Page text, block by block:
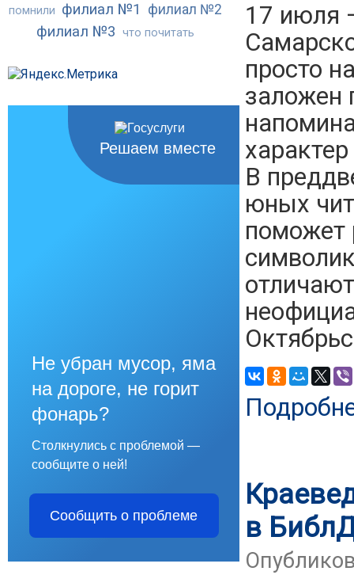
помнили филиал №1 филиал №2
филиал №3 что почитать
Решаем вместе
Не убран мусор, яма
на дороге, не горит
фонарь?
Столкнулись с проблемой —
сообщите о ней!
Сообщить о проблеме
17 июля
просто
заложен
В
юных
поможет
в